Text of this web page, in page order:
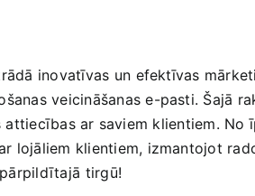
inovatīvas ⁢un efektīvas
veicināšanas ​e-pasti. Šajā
ar saviem klientiem. No
lojāliem klientiem, izmantojot
⁢tirgū!